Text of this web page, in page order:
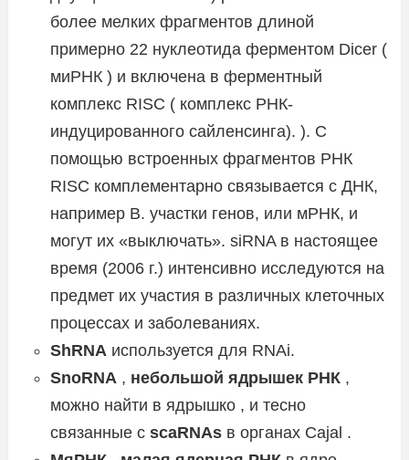
более мелких фрагментов длиной
примерно 22 нуклеотида ферментом Dicer (
миРНК ) и включена в ферментный
комплекс RISC ( комплекс РНК-
индуцированного сайленсинга). ). С
помощью встроенных фрагментов РНК
RISC комплементарно связывается с ДНК,
например B. участки генов, или мРНК, и
могут их «выключать». siRNA в настоящее
время (2006 г.) интенсивно исследуются на
предмет их участия в различных клеточных
процессах и заболеваниях.
ShRNA используется для RNAi.
SnoRNA , небольшой ядрышек РНК ,
можно найти в ядрышко , и тесно
связанные с scaRNAs в органах Cajal .